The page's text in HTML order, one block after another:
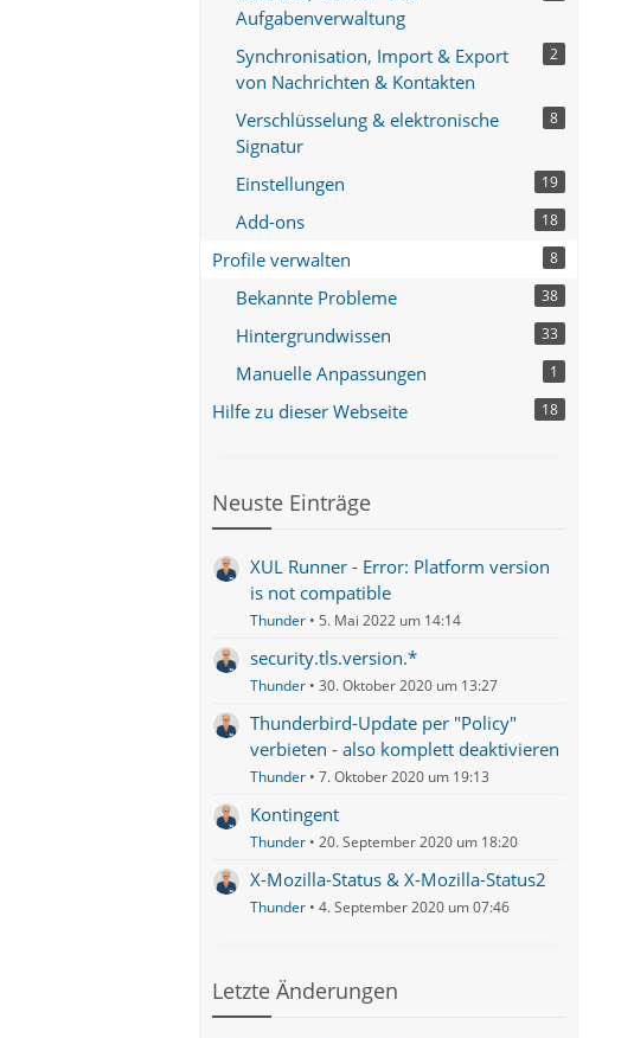
Aufgabenverwaltung
Synchronisation, Import & Export
von Nachrichten & Kontakten
2
Verschlüsselung & elektronische
Signatur
8
Einstellungen 19
Add-ons 18
Profile verwalten 8
Bekannte Probleme 38
Hintergrundwissen 33
Manuelle Anpassungen 1
Hilfe zu dieser Webseite 18
Neuste Einträge
XUL Runner - Error: Platform version
is not compatible
Thunder 5. Mai 2022 um 14:14
security.tls.version.*
Thunder 30. Oktober 2020 um 13:27
Thunderbird-Update per "Policy"
verbieten - also komplett deaktivieren
Thunder 7. Oktober 2020 um 19:13
Kontingent
Thunder 20. September 2020 um 18:20
X-Mozilla-Status & X-Mozilla-Status2
Thunder 4. September 2020 um 07:46
Letzte Änderungen